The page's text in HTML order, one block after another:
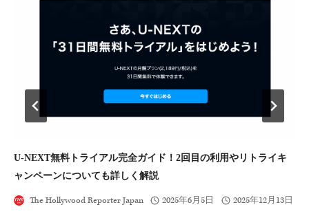
U-NEXT無料トライアル完全ガイド！2回目の利用やリトライキ
ャンペーンについても詳しく解説
The Hollywood Reporter Japan 2025年6月5日 2025年12月13日